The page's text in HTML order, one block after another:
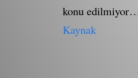
konu
Kaynak